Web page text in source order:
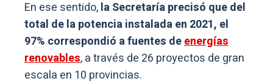
En ese sentido,la Secretaría precisó que del
total de la potencia instalada en 2021, el
97% correspondió a fuentes deenergías
renovables, a través de 26 proyectos de gran
escala en 10 provincias.